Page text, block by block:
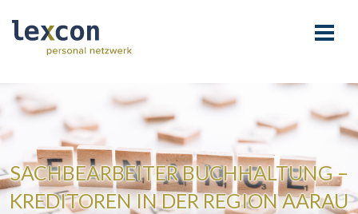
SACHBEARBEITER BUCHHALTUNG –
KREDITOREN IN DER REGION AARAU